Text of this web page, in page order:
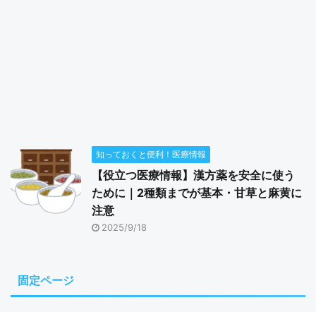
知っておくと便利！医療情報
【役立つ医療情報】漢方薬を安全に使う
ために｜2種類までが基本・甘草と麻黄に
注意
2025/9/18
固定ページ